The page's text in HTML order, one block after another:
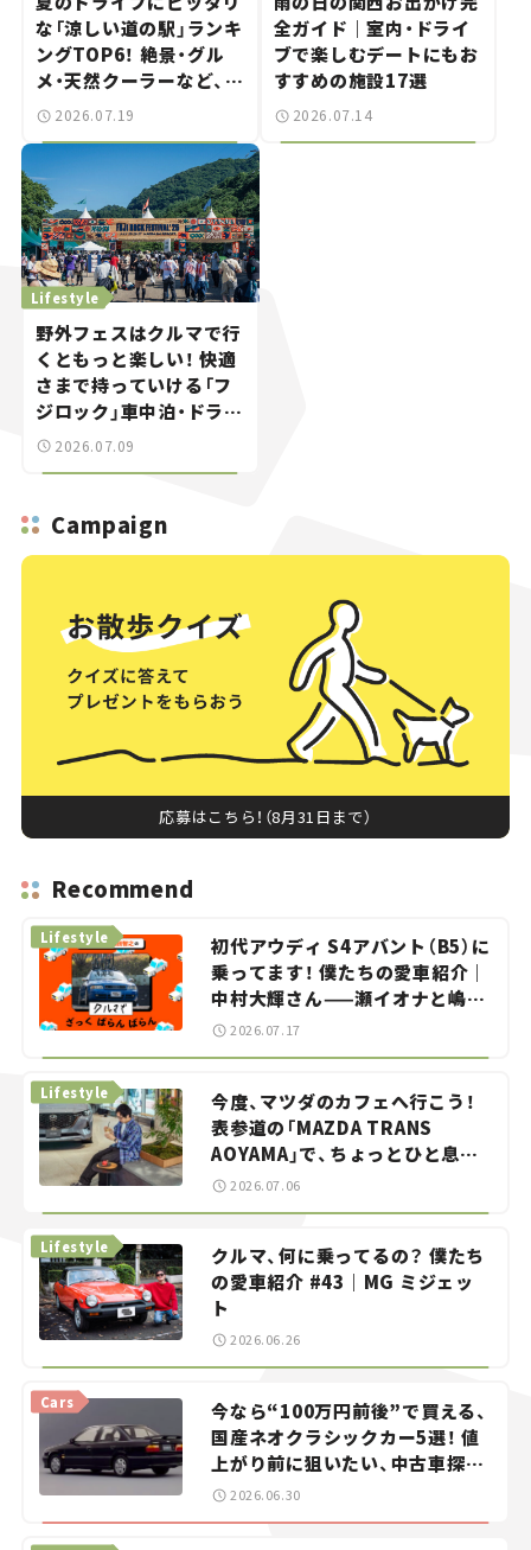
な「涼しい道の駅」ランキ
ングTOP6！ 絶景・グル
メ・天然クーラーなど、避
暑におすすめのスポット
推し駅ガイド】vol.15
2026.07.19
全ガイド｜室内・ドライ
ブで楽しむデートにもお
すすめの施設17選
2026.07.14
Lifestyle
野外フェスはクルマで行
くともっと楽しい！ 快適
さまで持っていける「フ
ジロック」車中泊・ドライ
ブガイド。
2026.07.09
Campaign
応募はこちら！（8月31日まで）
Recommend
初代アウディ S4アバント（B5）に
乗ってます！ 僕たちの愛車紹介｜
中村大輝さん——瀬イオナと嶋田
智之の「クルマでざっくばらんば
Lifestyle
2026.07.17
今度、マツダのカフェへ行こう！
表参道の「MAZDA TRANS
AOYAMA」で、ちょっとひと息。
——連載｜CCGとクルマでどうす
Lifestyle
2026.07.06
クルマ、何に乗ってるの？ 僕たち
の愛車紹介 #43｜MG ミジェッ
ト
Lifestyle
2026.06.26
今なら“100万円前後”で買える、
国産ネオクラシックカー5選！ 値
上がり前に狙いたい、中古車探し
をお手伝い――ちょっとイケてるマ
Cars
2026.06.30